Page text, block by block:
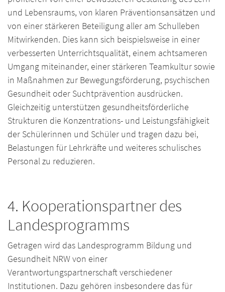
und Lebensraums, von klaren Präventionsansätzen und
von einer stärkeren Beteiligung aller am Schulleben
Mitwirkenden. Dies kann sich beispielsweise in einer
verbesserten Unterrichtsqualität, einem achtsameren
Umgang miteinander, einer stärkeren Teamkultur sowie
in Maßnahmen zur Bewegungsförderung, psychischen
Gesundheit oder Suchtprävention ausdrücken.
Gleichzeitig unterstützen gesundheitsförderliche
Strukturen die Konzentrations- und Leistungsfähigkeit
der Schülerinnen und Schüler und tragen dazu bei,
Belastungen für Lehrkräfte und weiteres schulisches
Personal zu reduzieren.
4. Kooperationspartner des
Landesprogramms
Getragen wird das Landesprogramm Bildung und
Gesundheit NRW von einer
Verantwortungspartnerschaft verschiedener
Institutionen. Dazu gehören insbesondere das für